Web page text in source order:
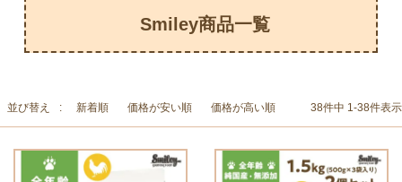
Smiley商品一覧
並び替え 新着順 価格が安い順 価格が高い順 38件中 1 -38件表示